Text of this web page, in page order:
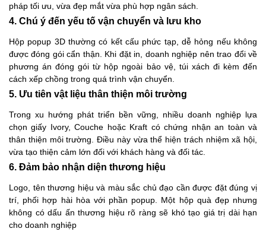
pháp tối ưu, vừa đẹp mắt vừa phù hợp ngân sách.
4. Chú ý đến yếu tố vận chuyển và lưu kho
Hộp popup 3D thường có kết cấu phức tạp, dễ hỏng nếu không
được đóng gói cẩn thận. Khi đặt in, doanh nghiệp nên trao đổi về
phương án đóng gói từ hộp ngoài bảo vệ, túi xách đi kèm đến
cách xếp chồng trong quá trình vận chuyển.
5. Ưu tiên vật liệu thân thiện môi trường
Trong xu hướng phát triển bền vững, nhiều doanh nghiệp lựa
chọn giấy Ivory, Couche hoặc Kraft có chứng nhận an toàn và
thân thiện môi trường. Điều này vừa thể hiện trách nhiệm xã hội,
vừa tạo thiện cảm lớn đối với khách hàng và đối tác.
6. Đảm bảo nhận diện thương hiệu
Logo, tên thương hiệu và màu sắc chủ đạo cần được đặt đúng vị
trí, phối hợp hài hòa với phần popup. Một hộp quà đẹp nhưng
không có dấu ấn thương hiệu rõ ràng sẽ khó tạo giá trị dài hạn
cho doanh nghiệp